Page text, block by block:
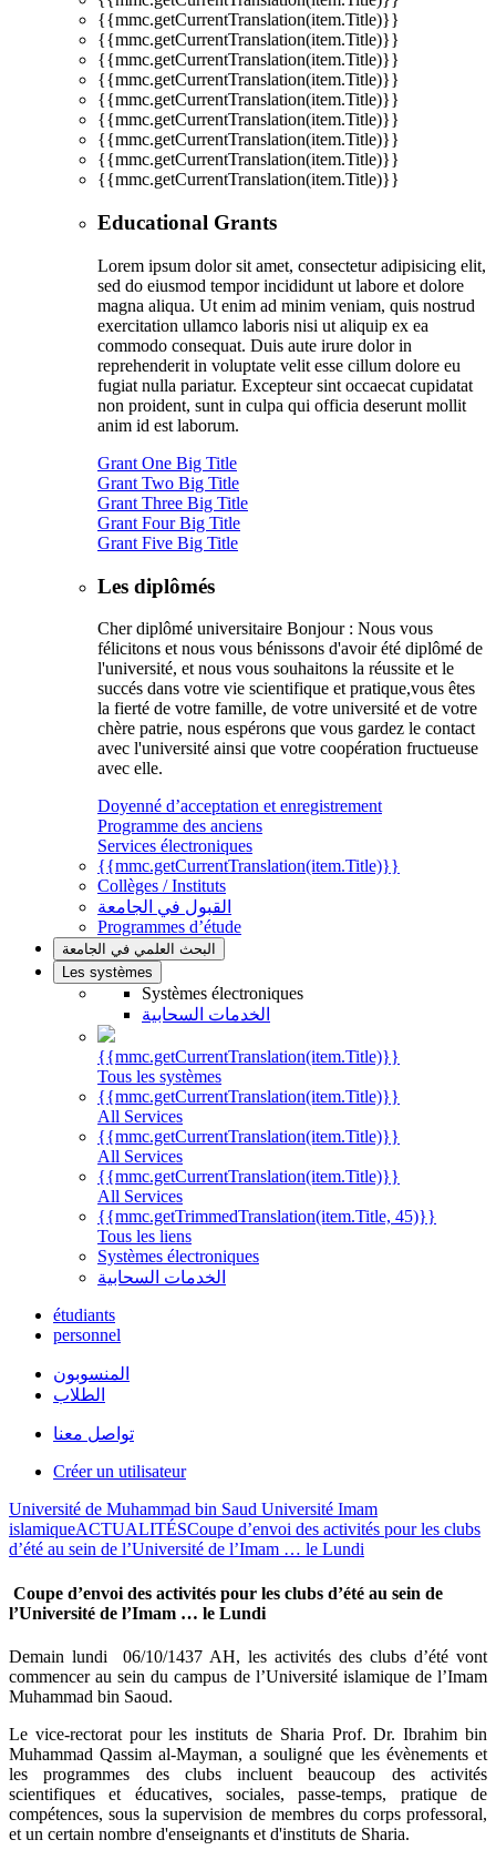
{{mmc.getCurrentTranslation(item.Title)}}
{{mmc.getCurrentTranslation(item.Title)}}
{{mmc.getCurrentTranslation(item.Title)}}
{{mmc.getCurrentTranslation(item.Title)}}
{{mmc.getCurrentTranslation(item.Title)}}
{{mmc.getCurrentTranslation(item.Title)}}
{{mmc.getCurrentTranslation(item.Title)}}
{{mmc.getCurrentTranslation(item.Title)}}
{{mmc.getCurrentTranslation(item.Title)}}
Educational Grants
Lorem ipsum dolor sit amet, consectetur adipisicing elit,
sed do eiusmod tempor incididunt ut labore et dolore
magna aliqua. Ut enim ad minim veniam, quis nostrud
exercitation ullamco laboris nisi ut aliquip ex ea
commodo consequat. Duis aute irure dolor in
reprehenderit in voluptate velit esse cillum dolore eu
fugiat nulla pariatur. Excepteur sint occaecat cupidatat
non proident, sunt in culpa qui officia deserunt mollit
anim id est laborum.
Grant One Big Title
Grant Two Big Title
Grant Three Big Title
Grant Four Big Title
Grant Five Big Title
Les diplômés
Cher diplômé universitaire Bonjour : Nous vous
félicitons et nous vous bénissons d'avoir été diplômé de
l'université, et nous vous souhaitons la réussite et le
succés dans votre vie scientifique et pratique,vous êtes
la fierté de votre famille, de votre université et de votre
chère patrie, nous espérons que vous gardez le contact
avec l'université ainsi que votre coopération fructueuse
avec elle.
Doyenné d’acceptation et enregistrement
Programme des anciens
Services électroniques
{{mmc.getCurrentTranslation(item.Title)}}
Collèges / Instituts
القبول في الجامعة
Programmes d’étude
البحث العلمي في الجامعة
Les systèmes
Systèmes électroniques
الخدمات السحابية
{{mmc.getCurrentTranslation(item.Title)}}
Tous les systèmes
{{mmc.getCurrentTranslation(item.Title)}}
All Services
{{mmc.getCurrentTranslation(item.Title)}}
All Services
{{mmc.getCurrentTranslation(item.Title)}}
All Services
{{mmc.getTrimmedTranslation(item.Title, 45)}}
Tous les liens
Systèmes électroniques
الخدمات السحابية
étudiants
personnel
المنسوبون
الطلاب
تواصل معنا
Créer un utilisateur
Université de Muhammad bin Saud Université Imam
islamiqueACTUALITÉSCoupe d’envoi des activités pour les clubs
d’été au sein de l’Université de l’Imam … le Lundi
Coupe d’envoi des activités pour les clubs d’été au sein de
l’Université de l’Imam … le Lundi
​Demain lundi 06/10/1437 AH, les activités des clubs d’été vont
commencer au sein du campus de l’Université islamique de l’Imam
Muhammad bin Saoud.
Le vice-rectorat pour les instituts de Sharia Prof. Dr. Ibrahim bin
Muhammad Qassim al-Mayman, a souligné que les évènements et
les programmes des clubs incluent beaucoup des activités
scientifiques et éducatives, sociales, passe-temps, pratique de
compétences, sous la supervision de membres du corps professoral,
et un certain nombre d'enseignants et d'instituts de Sharia.